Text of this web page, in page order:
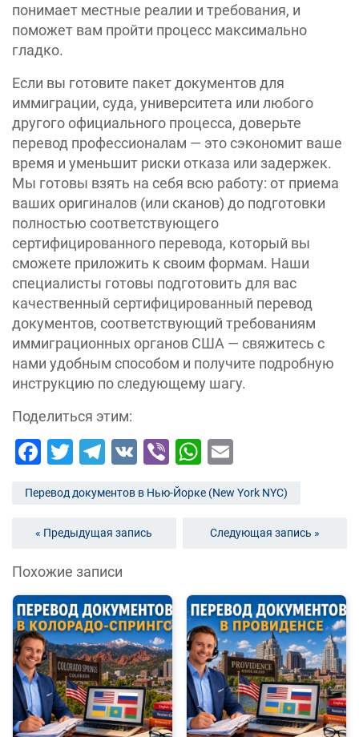
понимает местные реалии и требования, и
поможет вам пройти процесс максимально
гладко.
Если вы готовите пакет документов для
иммиграции, суда, университета или любого
другого официального процесса, доверьте
перевод профессионалам — это сэкономит ваше
время и уменьшит риски отказа или задержек.
Мы готовы взять на себя всю работу: от приема
ваших оригиналов (или сканов) до подготовки
полностью соответствующего
сертифицированного перевода, который вы
сможете приложить к своим формам. Наши
специалисты готовы подготовить для вас
качественный сертифицированный перевод
документов, соответствующий требованиям
иммиграционных органов США — свяжитесь с
нами удобным способом и получите подробную
инструкцию по следующему шагу.
Поделиться этим:
Facebook
Twitter
Telegram
VK ViberWhatsApp
Перевод документов в Нью-Йорке (New York NYC)
« Предыдущая запись Следующая запись »
Похожие записи